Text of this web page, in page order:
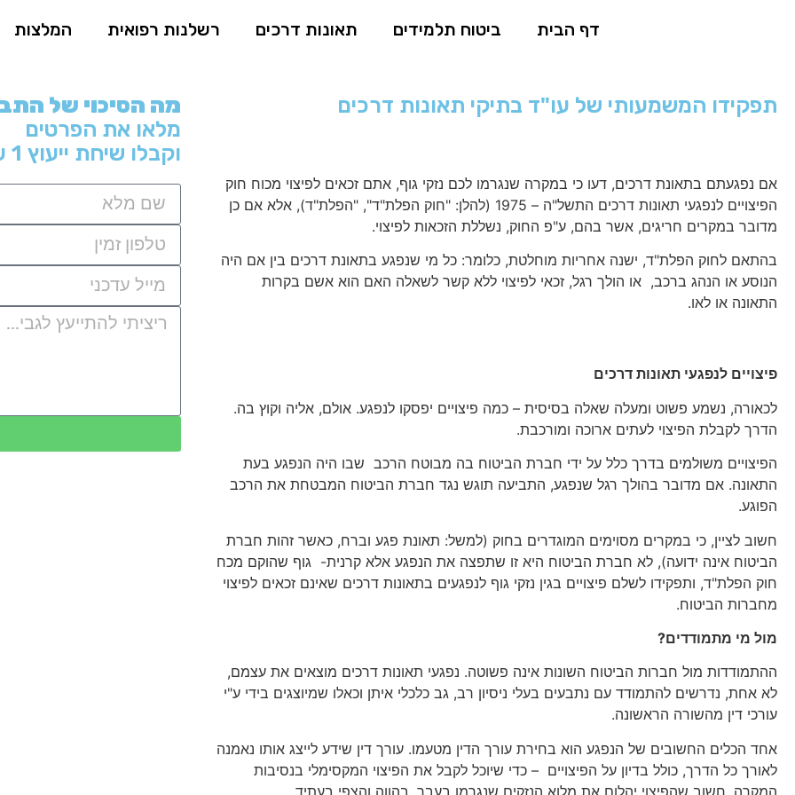
דף הבית ביטוח תלמידים תאונות דרכים רשלנות רפואית המלצות
תפקידו המשמעותי של עו"ד בתיקי תאונות דרכים
אם נפגעתם בתאונת דרכים, דעו כי במקרה שנגרמו לכם נזקי גוף, אתם זכאים לפיצוי מכוח חוק
הפיצויים לנפגעי תאונות דרכים התשל"ה – 1975 (להלן: "חוק הפלת"ד", "הפלת"ד), אלא אם כן
מדובר במקרים חריגים, אשר בהם, ע"פ החוק, נשללת הזכאות לפיצוי.
בהתאם לחוק הפלת"ד, ישנה אחריות מוחלטת, כלומר: כל מי שנפגע בתאונת דרכים בין אם היה
הנוסע או הנהג ברכב, או הולך רגל, זכאי לפיצוי ללא קשר לשאלה האם הוא אשם בקרות
התאונה או לאו.
פיצויים לנפגעי תאונות דרכים
לכאורה, נשמע פשוט ומעלה שאלה בסיסית – כמה פיצויים יפסקו לנפגע. אולם, אליה וקוץ בה.
הדרך לקבלת הפיצוי לעתים ארוכה ומורכבת.
הפיצויים משולמים בדרך כלל על ידי חברת הביטוח בה מבוטח הרכב שבו היה הנפגע בעת
התאונה. אם מדובר בהולך רגל שנפגע, התביעה תוגש נגד חברת הביטוח המבטחת את הרכב
הפוגע.
חשוב לציין, כי במקרים מסוימים המוגדרים בחוק (למשל: תאונת פגע וברח, כאשר זהות חברת
הביטוח אינה ידועה), לא חברת הביטוח היא זו שתפצה את הנפגע אלא קרנית- גוף שהוקם מכח
חוק הפלת"ד, ותפקידו לשלם פיצויים בגין נזקי גוף לנפגעים בתאונות דרכים שאינם זכאים לפיצוי
מחברות הביטוח.
מול מי מתמודדים?
ההתמודדות מול חברות הביטוח השונות אינה פשוטה. נפגעי תאונות דרכים מוצאים את עצמם,
לא אחת, נדרשים להתמודד עם נתבעים בעלי ניסיון רב, גב כלכלי איתן וכאלו שמיוצגים בידי ע"י
עורכי דין מהשורה הראשונה.
אחד הכלים החשובים של הנפגע הוא בחירת עורך הדין מטעמו. עורך דין שידע לייצג אותו נאמנה
לאורך כל הדרך, כולל בדיון על הפיצויים – כדי שיוכל לקבל את הפיצוי המקסימלי בנסיבות
המקרה. חשוב שהפיצוי יהלום את מלוא הנזקים שנגרמו בעבר, בהווה והצפי בעתיד.
מה הסיכוי של
מלאו את הפרטים
וקבלו שיחת ייעוץ 1 על 1